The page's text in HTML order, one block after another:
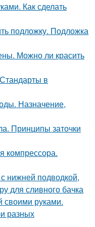
Как сделать
подложку. Подложка
Можно ли красить
в
Назначение,
Принципы заточки
компрессора.
нижней подводкой,
для сливного бачка
своими руками.
разных